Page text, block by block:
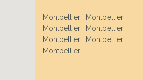
Montpellier : Montpellier
Montpellier : Montpellier
Montpellier : Montpellier
Montpellier :